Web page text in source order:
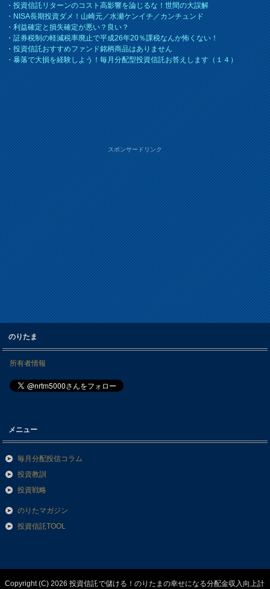
・投資信託リターンのコスト高影響を論じるな！世間の大誤解
・NISA長期投資ダメ！山崎元／水瀬ケンイチ／カンチュンド
・利益確定と損失確定が悪い？良い？
・証券税制の軽減税率廃止で平成26年20％課税なんか怖くない！
・投資信託おすすめファンド銘柄商品はありません
・暴落で大損を経験しよう！毎月分配型投資信託お答えします（１４）
スポンサードリンク
のりたま
所有者情報
メニュー
毎月分配投信コラム
投資教訓
投資戦略
のりたマガジン
投資信託TOOL
Copyright (C) 2026 投資信託で儲ける！のりたまの幸せになる分配金収入向上計